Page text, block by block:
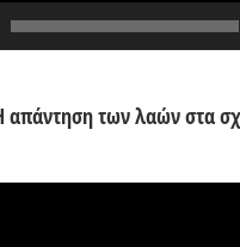
απάντηση των λαών στα